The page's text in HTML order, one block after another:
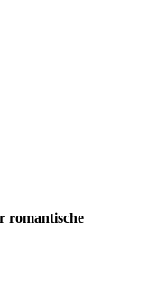
romantische